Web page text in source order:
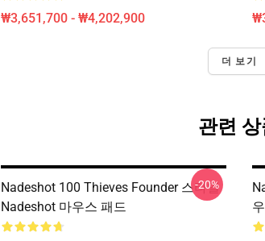
₩3,651,700 - ₩4,202,900
더 보기
관련
Nadeshot 100 Thieves Founder 스타일
Nadeshot 마우스 패드
-20%